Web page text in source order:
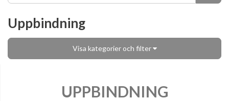
Uppbindning
Visa kategorier och filter
UPPBINDNING